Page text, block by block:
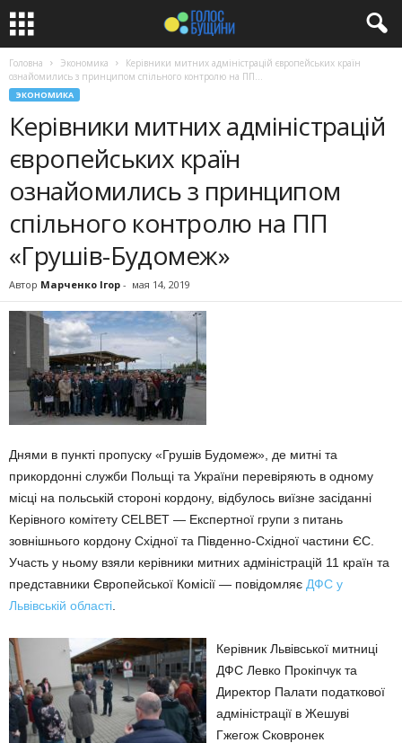
Головна Экономика
Керівники митних адміністрацій європейських країн
ознайомились з принципом спільного контролю на ПП...
ЭКОНОМИКА
Керівники митних адміністрацій
європейських країн
ознайомились з принципом
спільного контролю на ПП
«Грушів-Будомеж»
Автор Марченко Ігор - мая 14, 2019
Днями в пункті пропуску «Грушів Будомеж», де митні та
прикордонні служби Польщі та України перевіряють в одному
місці на польській стороні кордону, відбулось виїзне засіданні
Керівного комітету CELBET — Експертної групи з питань
зовнішнього кордону Східної та Південно-Східної частини ЄС.
Участь у ньому взяли керівники митних адміністрацій 11 країн та
представники Європейської Комісії — повідомляє ДФС у
Львівській області
Керівник Львівської митниці
ДФС Левко Прокіпчук та
Директор Палати податкової
адміністрації в Жешуві
Гжегож Сковронек